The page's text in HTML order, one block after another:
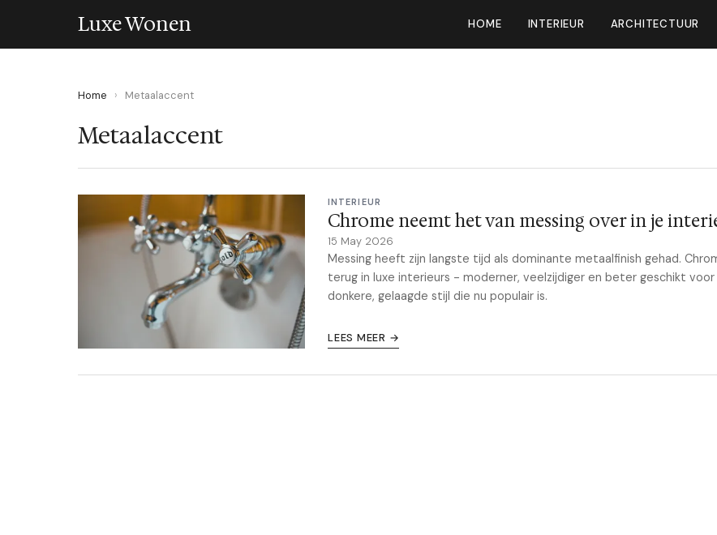
Luxe Wonen HOME INTERIEUR ARCHITECTUUR
Home › Metaalaccent
Metaalaccent
INTERIEUR
Chrome neemt het van messing over in je
15 May 2026
Messing heeft zijn langste tijd als dominante metaalfinish gehad.
terug in luxe interieurs - moderner, veelzijdiger en beter geschikt voor
donkere, gelaagde stijl die nu populair is.
LEES MEER →